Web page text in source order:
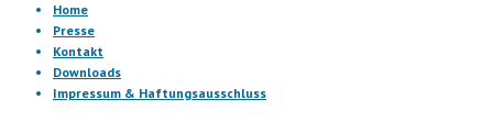
Home
Presse
Kontakt
Downloads
Impressum & Haftungsausschluss